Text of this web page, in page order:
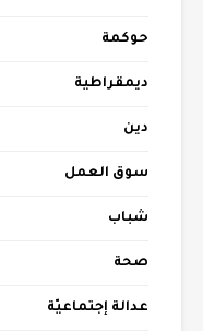
حوكمة
ديمقراطية
دين
سوق العمل
شباب
صحة
عدالة إجتماعيّة